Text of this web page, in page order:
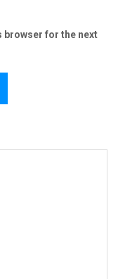
browser for the next